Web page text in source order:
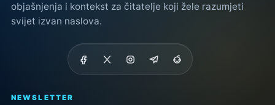
objašnjenja i kontekst za čitatelje koji žele razumjeti
svijet izvan naslova.
NEWSLETTER